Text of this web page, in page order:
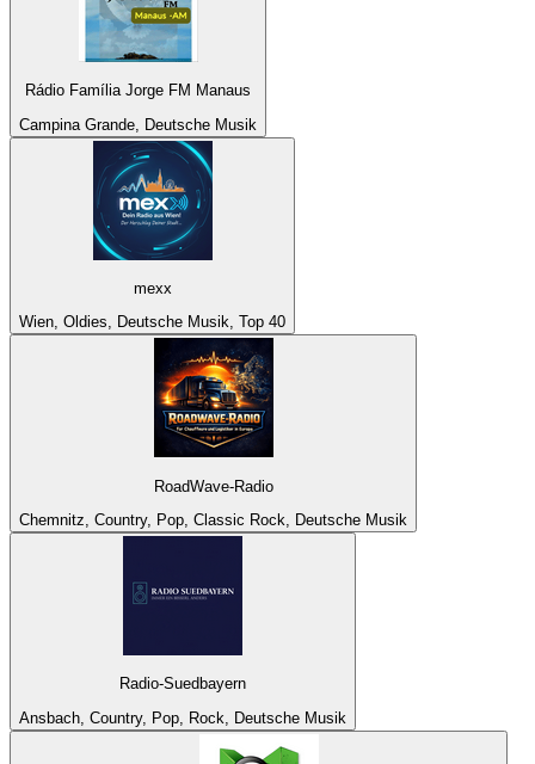
Rádio Família Jorge FM Manaus
Campina Grande, Deutsche Musik
mexx
Wien, Oldies, Deutsche Musik, Top 40
RoadWave-Radio
Chemnitz, Country, Pop, Classic Rock, Deutsche Musik
Radio-Suedbayern
Ansbach, Country, Pop, Rock, Deutsche Musik